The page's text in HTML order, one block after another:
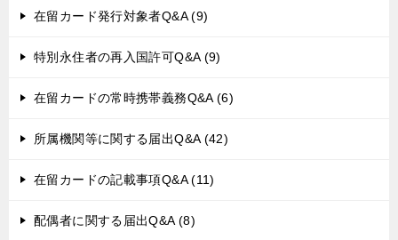
在留カード発行対象者Q&A (9)
特別永住者の再入国許可Q&A (9)
在留カードの常時携帯義務Q&A (6)
所属機関等に関する届出Q&A (42)
在留カードの記載事項Q&A (11)
配偶者に関する届出Q&A (8)